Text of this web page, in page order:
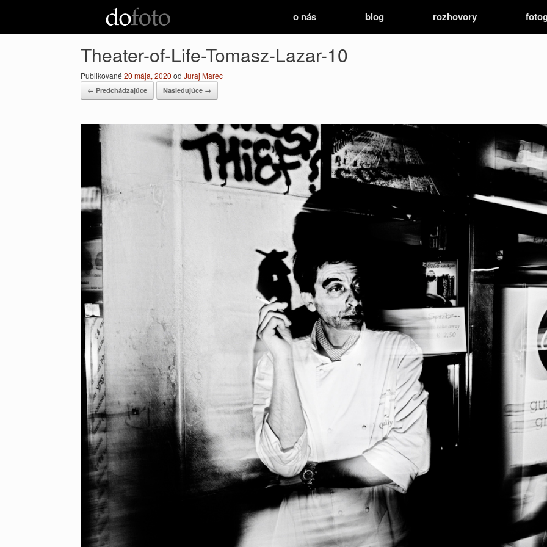
o nás blog rozhovory
Theater-of-Life-Tomasz-Lazar-10
Publikované 20 mája, 2020 od Juraj Marec
← Predchádzajúce Nasledujúce →